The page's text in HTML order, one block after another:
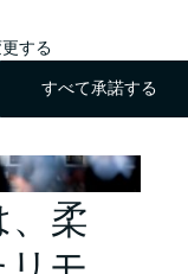
柔
する
すべて承諾する